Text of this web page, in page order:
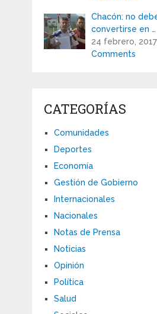
Chacón: no
convertirse en …
24 febrero, 2017
Comments
CATEGORÍAS
Comunidades
Deportes
Economía
Gestión de Gobierno
Internacionales
Nacionales
Notas de Prensa
Noticias
Opinión
Política
Salud